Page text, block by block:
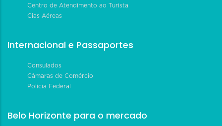
Centro de Atendimento ao Turista
Cias Aéreas
Internacional e Passaportes
Consulados
Câmaras de Comércio
Polícia Federal
Belo Horizonte para o mercado